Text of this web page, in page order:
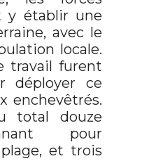
y établir une
avec le
locale.
travail furent
déployer ce
enchevêtrés.
total douze
pour
et trois